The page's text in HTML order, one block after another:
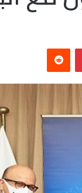
بينتيريست